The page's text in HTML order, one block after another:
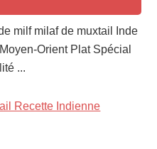
milf milaf de muxtail Inde
Orient Plat Spécial
...
Recette Indienne